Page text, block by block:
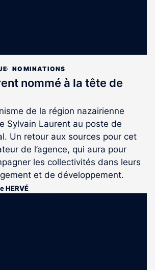
NOMINATIONS
nommé à la tête de
de la région nazairienne
Sylvain Laurent au poste de
Un retour aux sources pour cet
de l’agence, qui aura pour
les collectivités dans leurs
et de développement.
HERVÉ